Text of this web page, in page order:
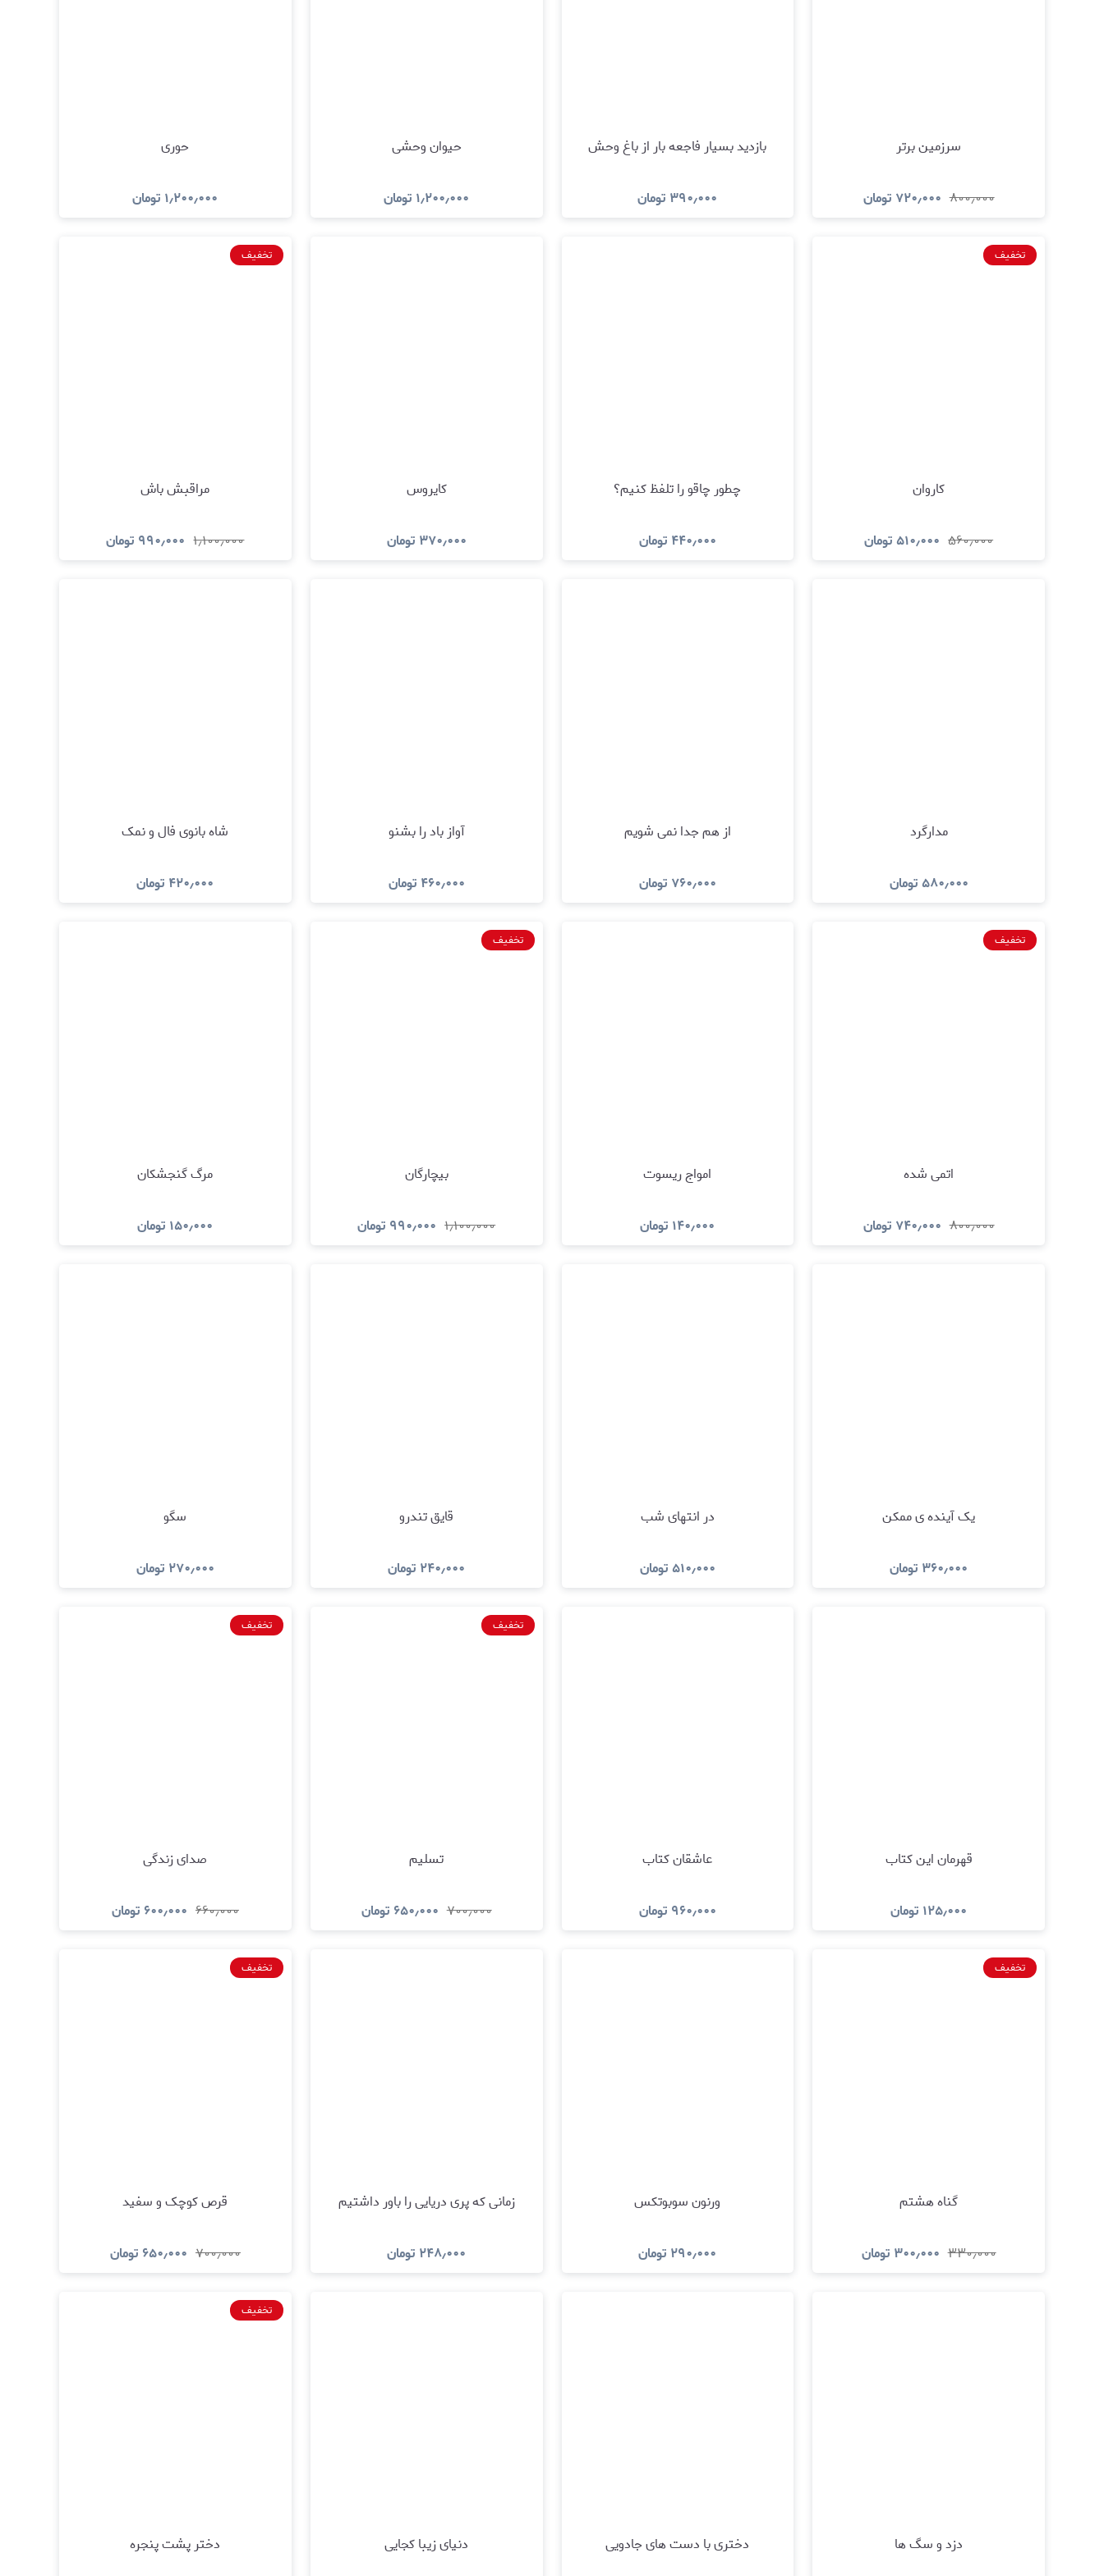
سرزمین برتر
۸۰۰٫۰۰۰ ۷۲۰٫۰۰۰ تومان
بازدید بسیار فاجعه بار از باغ وحش
۳۹۰٫۰۰۰ تومان
حیوان وحشی
۱٫۲۰۰٫۰۰۰ تومان
حوری
۱٫۲۰۰٫۰۰۰ تومان
تخفیف
کاروان
۵۶۰٫۰۰۰ ۵۱۰٫۰۰۰تومان
چطور چاقو را تلفظ کنیم؟
۴۴۰٫۰۰۰ تومان
کایروس
۳۷۰٫۰۰۰ تومان
تخفیف
مراقبش باش
۱٫۱۰۰٫۰۰۰ ۹۹۰٫۰۰۰ تومان
مدارگرد
۵۸۰٫۰۰۰تومان
از هم جدا نمی شویم
۷۶۰٫۰۰۰ تومان
آواز باد را بشنو
۴۶۰٫۰۰۰ تومان
شاه بانوی فال و نمک
۴۲۰٫۰۰۰ تومان
تخفیف
اتمی شده
۸۰۰٫۰۰۰ ۷۴۰٫۰۰۰ تومان
امواج ریسوت
۱۴۰٫۰۰۰ تومان
تخفیف
بیچارگان
۱٫۱۰۰٫۰۰۰ ۹۹۰٫۰۰۰ تومان
مرگ گنجشکان
۱۵۰٫۰۰۰ تومان
یک آینده ی ممکن
۳۶۰٫۰۰۰ تومان
در انتهای شب
۵۱۰٫۰۰۰تومان
قایق تندرو
۲۴۰٫۰۰۰ تومان
سگو
۲۷۰٫۰۰۰ تومان
قهرمان این کتاب
۱۲۵٫۰۰۰ تومان
عاشقان کتاب
۹۶۰٫۰۰۰ تومان
تخفیف
تسلیم
۷۰۰٫۰۰۰ ۶۵۰٫۰۰۰ تومان
تخفیف
صدای زندگی
۶۶۰٫۰۰۰ ۶۰۰٫۰۰۰ تومان
تخفیف
گناه هشتم
۳۳۰٫۰۰۰ ۳۰۰٫۰۰۰ تومان
ورنون سوبوتکس
۲۹۰٫۰۰۰ تومان
زمانی که پری دریایی را باور داشتیم
۲۴۸٫۰۰۰ تومان
تخفیف
قرص کوچک و سفید
۷۰۰٫۰۰۰ ۶۵۰٫۰۰۰ تومان
دزد و سگ ها دختری با دست های جادویی دنیای زیبا کجایی
تخفیف
دختر پشت پنجره